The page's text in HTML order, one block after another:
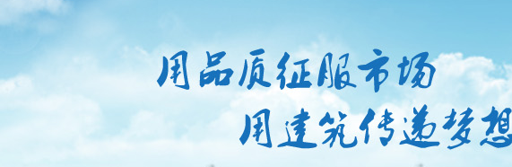
蜂窝铝板系列
铝合金空调罩系